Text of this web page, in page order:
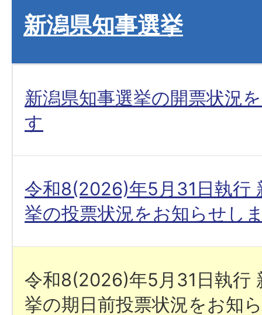
新潟県知事選挙
新潟県知事選挙の開票状況
す
令和8(2026)年5月31日執行
挙の投票状況をお知らせし
令和8(2026)年5月31日執行
挙の期日前投票状況をお知